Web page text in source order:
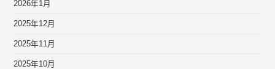
2026年1月
2025年12月
2025年11月
2025年10月